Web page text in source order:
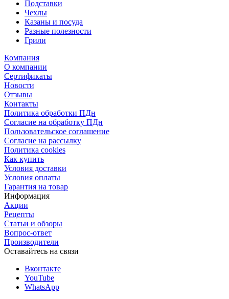
Подставки
Чехлы
Казаны и посуда
Разные полезности
Грили
Компания
О компании
Сертификаты
Новости
Отзывы
Контакты
Политика обработки ПДн
Согласие на обработку ПДн
Пользовательское соглашение
Согласие на рассылку
Политика cookies
Как купить
Условия доставки
Условия оплаты
Гарантия на товар
Информация
Акции
Рецепты
Статьи и обзоры
Вопрос-ответ
Производители
Оставайтесь на связи
Вконтакте
YouTube
WhatsApp